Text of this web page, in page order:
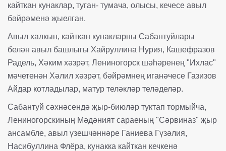
кайткан кунаклар, туган- тумача, олысы, кечесе авыл
бәйрәменә җыелган.
Авыл халкын, кайткан кунакларны Сабантуйлары
белән авыл башлыгы Хайруллина Нурия, Кашефразов
Радель, Хәким хәзрәт, Лениногорск шәһәренең "Ихлас"
мәчетенән Хәлил хәзрәт, бәйрәмнең иганәчесе Газизов
Айдар котладылар, матур теләкләр теләделәр.
Сабантуй сәхнәсендә җыр-биюләр туктап тормыйча,
Лениногорскиның Мәдәният сараеның "Сәрвиназ" җыр
ансамбле, авыл үзешчәннәре Ганиева Гүзәлия,
Насибуллина Флёра, кунакка кайткан кечкенә